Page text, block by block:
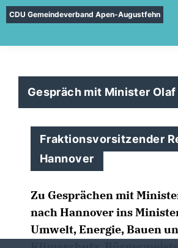
CDU Gemeindeverband Apen-Augustfehn
Gespräch mit Minister Olaf
Fraktionsvorsitzender
Hannover
Zu Gesprächen mit
nach Hannover ins
Umwelt, Energie, Bauen